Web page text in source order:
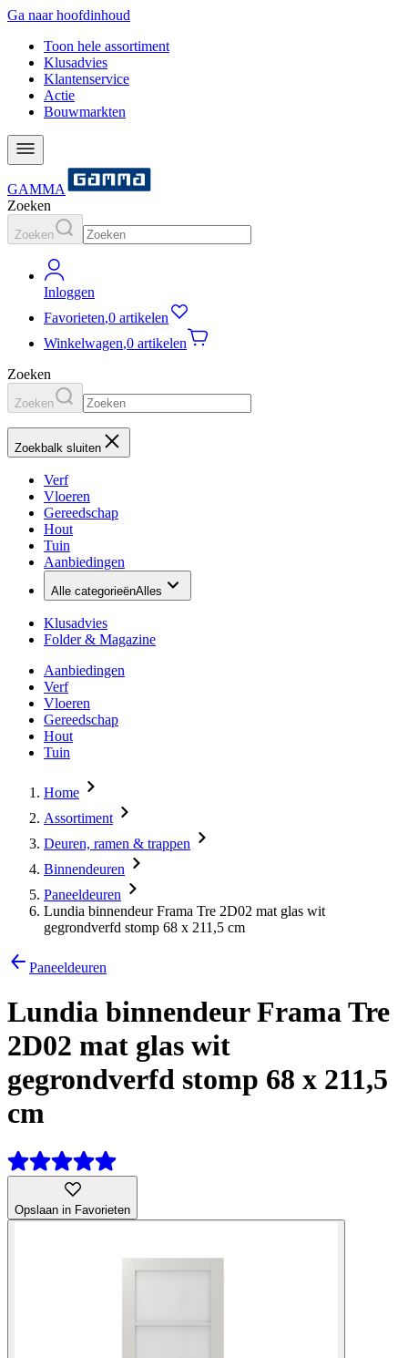
Ga naar hoofdinhoud
Toon hele assortiment
Klusadvies
Klantenservice
Actie
Bouwmarkten
GAMMA
Zoeken
Zoeken
Inloggen
Favorieten,0 artikelen
Winkelwagen,0 artikelen
Zoeken
Zoeken
Zoekbalk sluiten
Verf
Vloeren
Gereedschap
Hout
Tuin
Aanbiedingen
Alle categorieënAlles
Klusadvies
Folder & Magazine
Aanbiedingen
Verf
Vloeren
Gereedschap
Hout
Tuin
Home
Assortiment
Deuren, ramen & trappen
Binnendeuren
Paneeldeuren
Lundia binnendeur Frama Tre 2D02 mat glas wit
gegrondverfd stomp 68 x 211,5 cm
Paneeldeuren
Lundia binnendeur Frama Tre
2D02 mat glas wit
gegrondverfd stomp 68 x 211,5
cm
Opslaan in Favorieten